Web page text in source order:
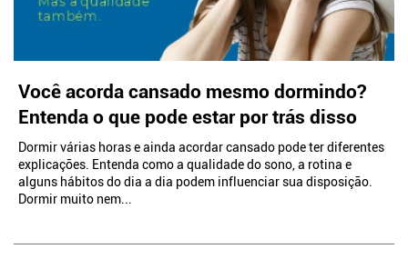
Você acorda cansado mesmo dormindo?
Entenda o que pode estar por trás disso
Dormir várias horas e ainda acordar cansado pode ter diferentes
explicações. Entenda como a qualidade do sono, a rotina e
alguns hábitos do dia a dia podem influenciar sua disposição.
Dormir muito nem...